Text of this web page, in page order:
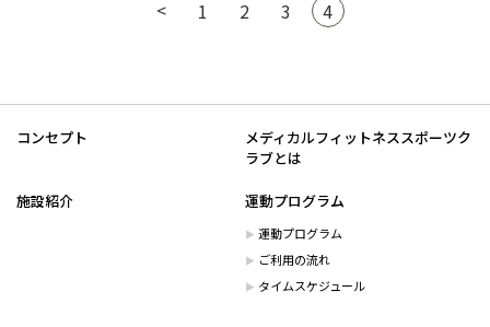
< 1 2 3 4
コンセプト
メディカルフィットネススポーツク
ラブとは
施設紹介 運動プログラム
運動プログラム
ご利用の流れ
タイムスケジュール